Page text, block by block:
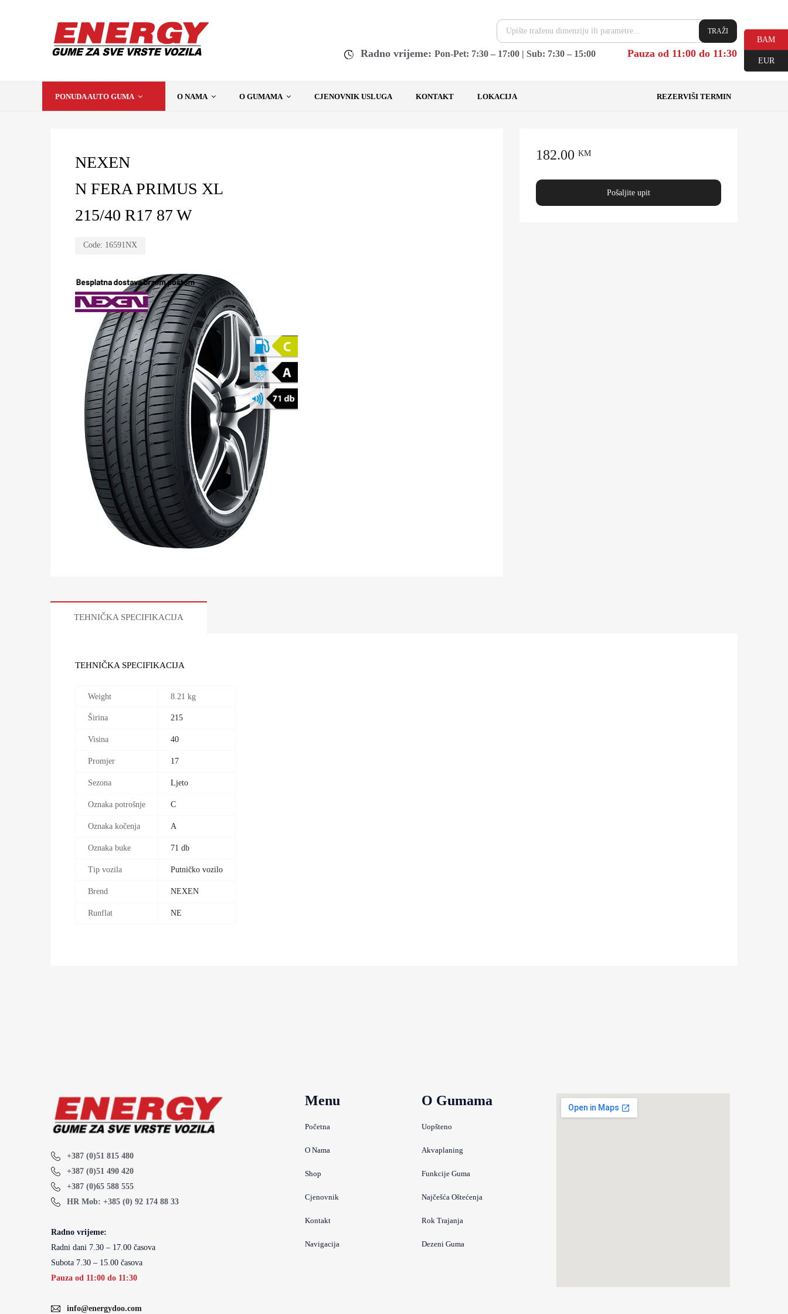
TRAŽI
Radno vrijeme: Pon-Pet: 7:30 – 17:00 | Sub: 7:30 – 15:00 Pauza od 11:00 do 11:30
PONUDA AUTO GUMA O NAMA O GUMAMA CJENOVNIK USLUGA KONTAKT LOKACIJA REZERVIŠI TERMIN
NEXEN
N FERA PRIMUS XL
215/40 R17 87 W
Code: 16591NX
182.00 KM
Pošaljite upit
TEHNIČKA SPECIFIKACIJA
TEHNIČKA SPECIFIKACIJA
Weight 8.21 kg
Širina 215
Visina 40
Promjer 17
Sezona Ljeto
Oznaka potrošnje C
Oznaka kočenja A
Oznaka buke 71 db
Tip vozila Putničko vozilo
Brend NEXEN
Runflat NE
+387 (0)51 815 480
+387 (0)51 490 420
+387 (0)65 588 555
HR Mob: +385 (0) 92 174 88 33
Radno vrijeme:
Radni dani 7.30 – 17.00 časova
Subota 7.30 – 15.00 časova
Pauza od 11:00 do 11:30
info@energydoo.com
Menu
Početna
O Nama
Shop
Cjenovnik
Kontakt
Navigacija
O Gumama
Uopšteno
Akvaplaning
Funkcije Guma
Najčešća Oštećenja
Rok Trajanja
Dezeni Guma
BAM
EUR